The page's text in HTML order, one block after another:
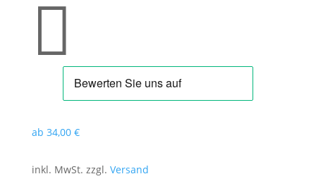

ab 34,00 €
inkl. MwSt. zzgl. Versand